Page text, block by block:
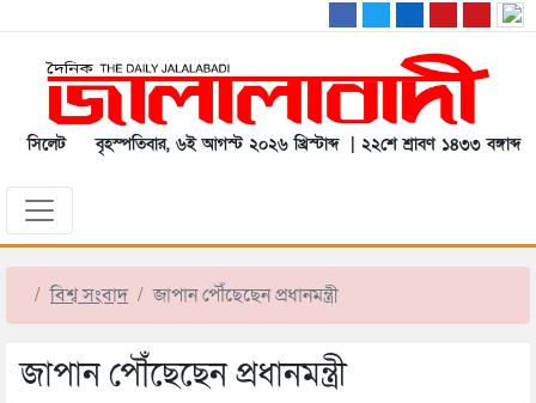
সিলেট বৃহস্পতিবার, ৬ই আগস্ট ২০২৬ খ্রিস্টাব্দ | ২২শে শ্রাবণ ১৪৩৩ বঙ্গাব্দ
বিশ্ব সংবাদ জাপান পৌঁছেছেন প্রধানমন্ত্রী
জাপান পৌঁছেছেন প্রধানমন্ত্রী